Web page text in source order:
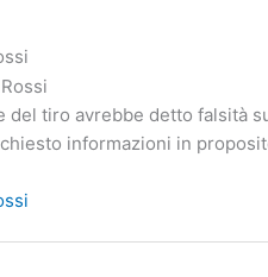
tiro avrebbe detto falsità
informazioni in